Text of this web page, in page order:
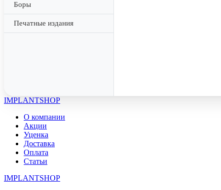
Боры
Печатные издания
IMPLANTSHOP
О компании
Акции
Уценка
Доставка
Оплата
Статьи
IMPLANTSHOP